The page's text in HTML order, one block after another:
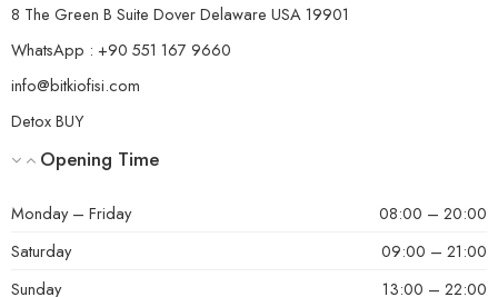
8 The Green B Suite Dover Delaware USA 19901
WhatsApp : +90 551 167 9660
info@bitkiofisi.com
Detox BUY
Opening Time
Monday – Friday
08:00 – 20:00
Saturday
09:00 – 21:00
Sunday
13:00 – 22:00